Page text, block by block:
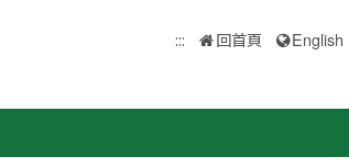
::: 回首頁 English